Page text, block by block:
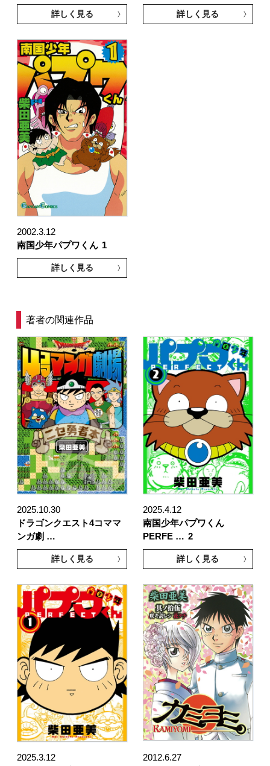
詳しく見る 詳しく見る
2002.3.12
南国少年パプワくん 1
詳しく見る
著者の関連作品
2025.10.30
ドラゴンクエスト4コママ
ンガ劇 …
詳しく見る
2025.4.12
南国少年パプワくん
PERFE … 2
詳しく見る
2025.3.12 2012.6.27